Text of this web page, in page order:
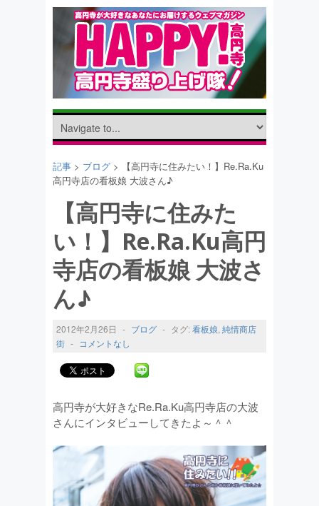
記事 > ブログ > 【高円寺に住みたい！】Re.Ra.Ku
高円寺店の看板娘 大波さん♪
【高円寺に住みた
い！】Re.Ra.Ku高円
寺店の看板娘 大波さ
ん♪
2012年2月26日 - ブログ - タグ:看板娘, 純情商店
街 - コメントなし
高円寺が大好きなRe.Ra.Ku高円寺店の大波
さんにインタビューしてきたよ～＾＾